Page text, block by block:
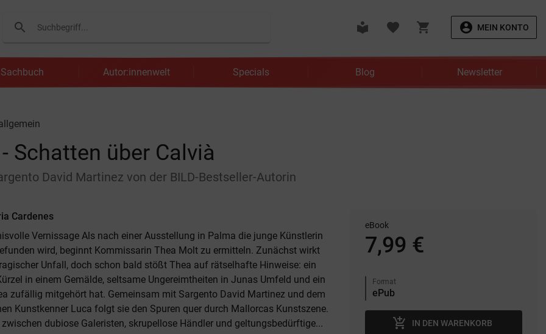
search
Suchen local_library favorite shopping_cart account_circle MEIN KONTO
Sachbuch Autor:innenwelt Specials Blog Newsletter
Schatten über Calvià
David Martinez von der BILD-Bestseller-Autorin
Cardenes
Vernissage Als nach einer Ausstellung in Palma die junge Künstlerin
wird, beginnt Kommissarin Thea Molt zu ermitteln. Zunächst wirkt
Unfall, doch schon bald stößt Thea auf rätselhafte Hinweise: ein
in einem Gemälde, seltsame Ungereimtheiten in Junas Umfeld und ein
zufällig mitgehört hat. Gemeinsam mit Sargento David Martinez und dem
Kunstkenner Luca folgt sie den Spuren quer durch Mallorcas Kunstszene.
zwischen dubiose Galeristen, skrupellose Händler und geltungsbedürftige...
eBook
7,99 €
Format
add_shopping_cart IN DEN WARENKORB